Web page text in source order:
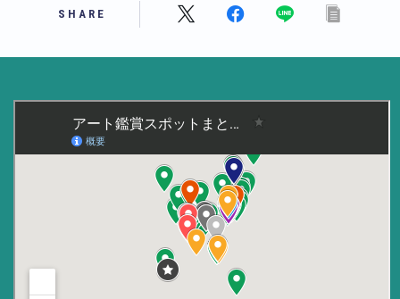
用語解説
作家・作品紹介
買う
SHARE